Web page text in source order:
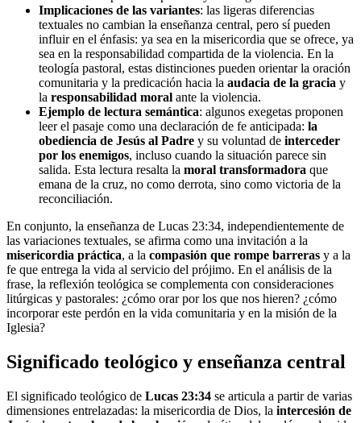
Implicaciones de las variantes: las ligeras diferencias
textuales no cambian la enseñanza central, pero sí pueden
influir en el énfasis: ya sea en la misericordia que se ofrece, ya
sea en la responsabilidad compartida de la violencia. En la
teología pastoral, estas distinciones pueden orientar la oración
comunitaria y la predicación hacia la audacia de la gracia y
la responsabilidad moral ante la violencia.
Ejemplo de lectura semántica: algunos exegetas proponen
leer el pasaje como una declaración de fe anticipada: la
obediencia de Jesús al Padre y su voluntad de interceder
por los enemigos, incluso cuando la situación parece sin
salida. Esta lectura resalta la moral transformadora que
emana de la cruz, no como derrota, sino como victoria de la
reconciliación.
En conjunto, la enseñanza de Lucas 23:34, independientemente de
las variaciones textuales, se afirma como una invitación a la
misericordia práctica, a la compasión que rompe barreras y a la
fe que entrega la vida al servicio del prójimo. En el análisis de la
frase, la reflexión teológica se complementa con consideraciones
litúrgicas y pastorales: ¿cómo orar por los que nos hieren? ¿cómo
incorporar este perdón en la vida comunitaria y en la misión de la
Iglesia?
Significado teológico y enseñanza central
El significado teológico de Lucas 23:34 se articula a partir de varias
dimensiones entrelazadas: la misericordia de Dios, la intercesión de